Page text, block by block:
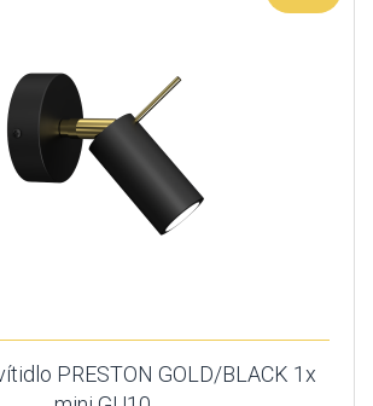
PRESTON GOLD/BLACK 1x